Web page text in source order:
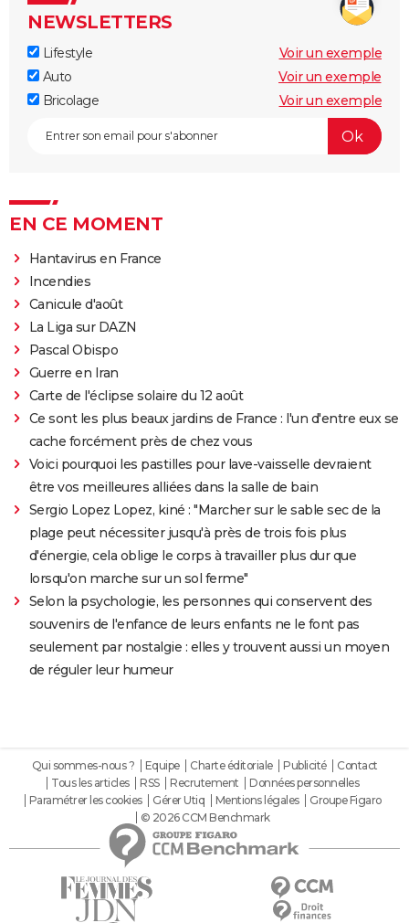
NEWSLETTERS
Lifestyle
Voir un exemple
Auto
Voir un exemple
Bricolage
Voir un exemple
EN CE MOMENT
Hantavirus en France
Incendies
Canicule d'août
La Liga sur DAZN
Pascal Obispo
Guerre en Iran
Carte de l'éclipse solaire du 12 août
Ce sont les plus beaux jardins de France : l'un d'entre eux se
cache forcément près de chez vous
Voici pourquoi les pastilles pour lave-vaisselle devraient
être vos meilleures alliées dans la salle de bain
Sergio Lopez Lopez, kiné : "Marcher sur le sable sec de la
plage peut nécessiter jusqu'à près de trois fois plus
d'énergie, cela oblige le corps à travailler plus dur que
lorsqu'on marche sur un sol ferme"
Selon la psychologie, les personnes qui conservent des
souvenirs de l'enfance de leurs enfants ne le font pas
seulement par nostalgie : elles y trouvent aussi un moyen
de réguler leur humeur
Qui sommes-nous ? Equipe Charte éditoriale Publicité
Contact
Tous les articles
RSS Recrutement
Données personnelles
Paramétrer les cookies
Gérer Utiq Mentions légales
Groupe Figaro
© 2026 CCM Benchmark